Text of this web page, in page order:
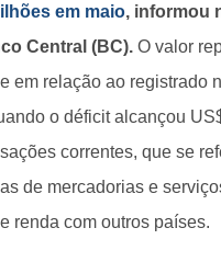
em maio, informou
Central (BC). O valor
em relação ao registrado
o déficit alcançou
correntes, que se
de mercadorias e
renda com outros países.